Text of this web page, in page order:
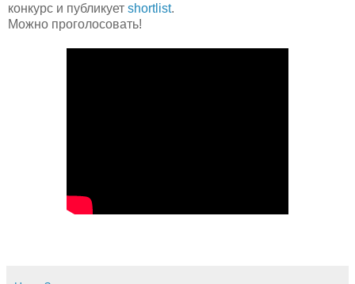
конкурс и публикует shortlist.
Можно проголосовать!